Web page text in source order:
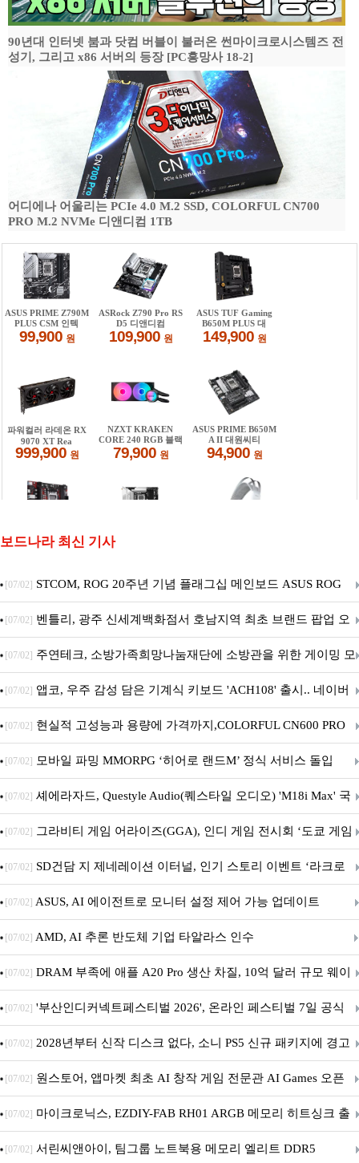
90년대 인터넷 붐과 닷컴 버블이 불러온 썬마이크로시스템즈 전
성기, 그리고 x86 서버의 등장 [PC흥망사 18-2]
어디에나 어울리는 PCIe 4.0 M.2 SSD, COLORFUL CN700
PRO M.2 NVMe 디앤디컴 1TB
보드나라 최신 기사
[07/02] STCOM, ROG 20주년 기념 플래그십 메인보드 ASUS ROG
Crosshair X870E EDITION 20 국내 출시 예정
[07/02] 벤틀리, 광주 신세계백화점서 호남지역 최초 브랜드 팝업 오
픈
[07/02] 주연테크, 소방가족희망나눔재단에 소방관을 위한 게이밍 모
니터·스마트 펫 침대 기부
[07/02] 앱코, 우주 감성 담은 기계식 키보드 'ACH108' 출시.. 네이버
브랜드데이 기획전 진행
[07/02] 현실적 고성능과 용량에 가격까지,COLORFUL CN600 PRO
M.2 NVMe 디앤디컴 1TB
[07/02] 모바일 파밍 MMORPG ‘히어로 랜드M’ 정식 서비스 돌입
[07/02] 셰에라자드, Questyle Audio(퀘스타일 오디오) 'M18i Max' 국
내 정식 출시
[07/02] 그라비티 게임 어라이즈(GGA), 인디 게임 전시회 ‘도쿄 게임
던전 13’ 참가!
[07/02] SD건담 지 제네레이션 이터널, 인기 스토리 이벤트 ‘라크로
아의 용사’ 재개최 및 풍성한 기념 이벤트 실시!
[07/02] ASUS, AI 에이전트로 모니터 설정 제어 가능 업데이트
[07/02] AMD, AI 추론 반도체 기업 타알라스 인수
[07/02] DRAM 부족에 애플 A20 Pro 생산 차질, 10억 달러 규모 웨이
퍼 대기
[07/02] '부산인디커넥트페스티벌 2026', 온라인 페스티벌 7일 공식
개막... 22일간 진행
[07/02] 2028년부터 신작 디스크 없다, 소니 PS5 신규 패키지에 경고
문 추가
[07/02] 원스토어, 앱마켓 최초 AI 창작 게임 전문관 AI Games 오픈
[07/02] 마이크로닉스, EZDIY-FAB RH01 ARGB 메모리 히트싱크 출
시
[07/02] 서린씨앤아이, 팀그룹 노트북용 메모리 엘리트 DDR5